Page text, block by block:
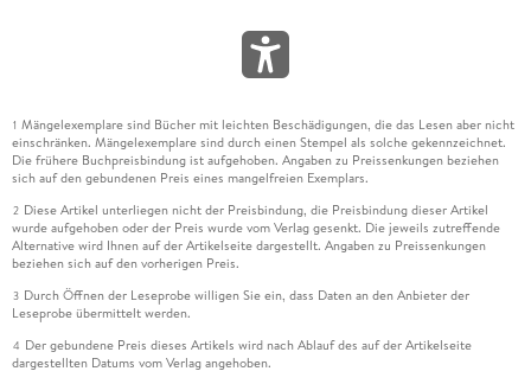
1 Mängelexemplare sind Bücher mit leichten Beschädigungen, die das Lesen aber nicht
einschränken. Mängelexemplare sind durch einen Stempel als solche gekennzeichnet.
Die frühere Buchpreisbindung ist aufgehoben. Angaben zu Preissenkungen beziehen
sich auf den gebundenen Preis eines mangelfreien Exemplars.
2 Diese Artikel unterliegen nicht der Preisbindung, die Preisbindung dieser Artikel
wurde aufgehoben oder der Preis wurde vom Verlag gesenkt. Die jeweils zutreffende
Alternative wird Ihnen auf der Artikelseite dargestellt. Angaben zu Preissenkungen
beziehen sich auf den vorherigen Preis.
3 Durch Öffnen der Leseprobe willigen Sie ein, dass Daten an den Anbieter der
Leseprobe übermittelt werden.
4 Der gebundene Preis dieses Artikels wird nach Ablauf des auf der Artikelseite
dargestellten Datums vom Verlag angehoben.